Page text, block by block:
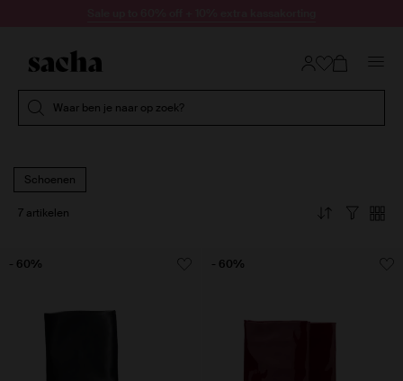
Waar ben je naar op zoek?
Schoenen
7 artikelen
- 60% - 60%